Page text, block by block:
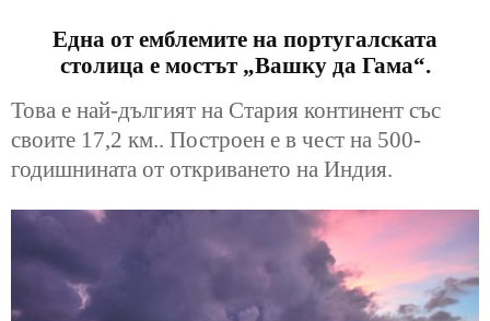
Една от емблемите на португалската
столица е мостът „Вашку да Гама“.
Това е най-дългият на Стария континент със
своите 17,2 км.. Построен е в чест на 500-
годишнината от откриването на Индия.